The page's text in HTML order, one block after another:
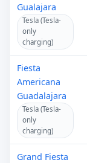
Gualajara
Tesla (Tesla-
only
charging)
Fiesta
Americana
Guadalajara
Tesla (Tesla-
only
charging)
Grand Fiesta